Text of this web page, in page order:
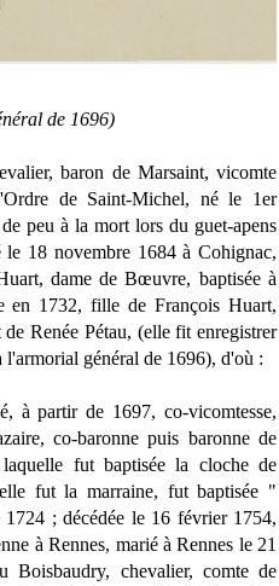
de 1696)
baron de Marsaint, vicomte
de Saint-Michel, né le 1er
peu à la mort lors du guet-apens
le 18 novembre 1684 à Cohignac,
dame de Bœuvre, baptisée à
en 1732, fille de François Huart,
Renée Pétau, (elle fit enregistrer
l'armorial général de 1696), d'où :
à partir de 1697, co-vicomtesse,
co-baronne puis baronne de
fut baptisée la cloche de
fut la marraine, fut baptisée "
; décédée le 16 février 1754,
à Rennes, marié à Rennes le 21
Boisbaudry, chevalier, comte de